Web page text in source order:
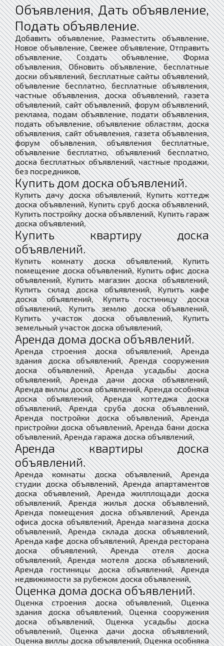
Объявления, Дать объявление,
Подать объявление.
Добавить объявление, Разместить объявление,
Новое объявление, Свежее объявление, Отправить
объявление, Создать объявление, Форма
объявления, Обновить объявление, бесплатные
доски объявлений, бесплатные сайты объявлений,
объявление бесплатно, бесплатные объявления,
частные объявления, доска объявлений, газета
объявлений, сайт объявлений, форум объявлений,
реклама, подам объявление, подати объявления,
подать объявление, объявление областям, доска
объявления, сайт объявления, газета объявления,
форум объявления, объявления бесплатные,
объявление бесплатно, объявлений бесплатно,
доска бесплатных объявлений, частные продажи,
без посредников,
Купить дом доска объявлений.
Купить дачу доска объявлений, Купить коттедж
доска объявлений, Купить сруб доска объявлений,
Купить постройку доска объявлений, Купить гараж
доска объявлений,
Купить квартиру доска
объявлений.
Купить комнату доска объявлений, Купить
помещение доска объявлений, Купить офис доска
объявлений, Купить магазин доска объявлений,
Купить склад доска объявлений, Купить кафе
доска объявлений, Купить гостиницу доска
объявлений, Купить землю доска объявлений,
Купить участок доска объявлений, Купить
земельный участок доска объявлений,
Аренда дома доска объявлений.
Аренда строения доска объявлений, Аренда
здания доска объявлений, Аренда сооружения
доска объявлений, Аренда усадьбы доска
объявлений, Аренда дачи доска объявлений,
Аренда виллы доска объявлений, Аренда особняка
доска объявлений, Аренда коттеджа доска
объявлений, Аренда сруба доска объявлений,
Аренда постройки доска объявлений, Аренда
пристройки доска объявлений, Аренда бани доска
объявлений, Аренда гаража доска объявлений,
Аренда квартиры доска
объявлений.
Аренда комнаты доска объявлений, Аренда
студии доска объявлений, Аренда апартаментов
доска объявлений, Аренда жилплощади доска
объявлений, Аренда жилья доска объявлений,
Аренда помещения доска объявлений, Аренда
офиса доска объявлений, Аренда магазина доска
объявлений, Аренда склада доска объявлений,
Аренда кафе доска объявлений, Аренда ресторана
доска объявлений, Аренда отеля доска
объявлений, Аренда мотеля доска объявлений,
Аренда гостиницы доска объявлений, Аренда
недвижимости за рубежом доска объявлений,
Оценка дома доска объявлений.
Оценка строения доска объявлений, Оценка
здания доска объявлений, Оценка сооружения
доска объявлений, Оценка усадьбы доска
объявлений, Оценка дачи доска объявлений,
Оценка виллы доска объявлений, Оценка особняка